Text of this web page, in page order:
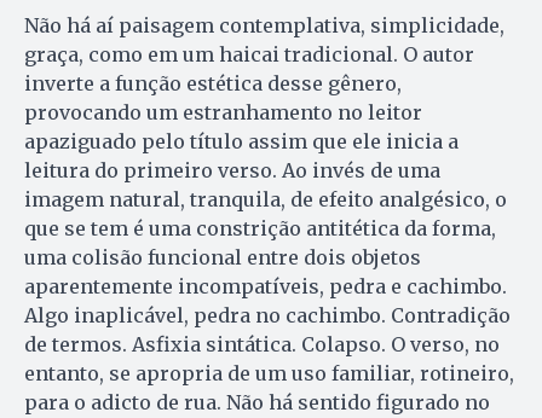
Não há aí paisagem contemplativa, simplicidade,
graça, como em um haicai tradicional. O autor
inverte a função estética desse gênero,
provocando um estranhamento no leitor
apaziguado pelo título assim que ele inicia a
leitura do primeiro verso. Ao invés de uma
imagem natural, tranquila, de efeito analgésico, o
que se tem é uma constrição antitética da forma,
uma colisão funcional entre dois objetos
aparentemente incompatíveis, pedra e cachimbo.
Algo inaplicável, pedra no cachimbo. Contradição
de termos. Asfixia sintática. Colapso. O verso, no
entanto, se apropria de um uso familiar, rotineiro,
para o adicto de rua. Não há sentido figurado no